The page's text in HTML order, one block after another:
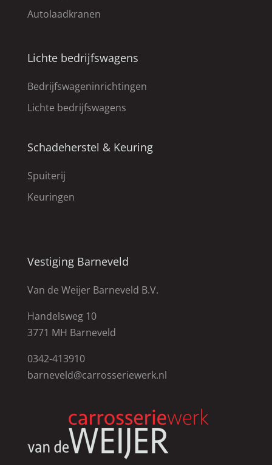
Autolaadkranen
Lichte bedrijfswagens
Bedrijfswageninrichtingen
Lichte bedrijfswagens
Schadeherstel & Keuring
Spuiterij
Keuringen
Vestiging Barneveld
Van de Weijer Barneveld B.V.
Handelsweg 10
3771 MH Barneveld
0342-413910
barneveld@carrosseriewerk.nl